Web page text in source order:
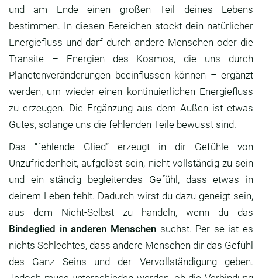
und am Ende einen großen Teil deines Lebens
bestimmen. In diesen Bereichen stockt dein natürlicher
Energiefluss und darf durch andere Menschen oder die
Transite – Energien des Kosmos, die uns durch
Planetenveränderungen beeinflussen können – ergänzt
werden, um wieder einen kontinuierlichen Energiefluss
zu erzeugen. Die Ergänzung aus dem Außen ist etwas
Gutes, solange uns die fehlenden Teile bewusst sind.
Das “fehlende Glied” erzeugt in dir Gefühle von
Unzufriedenheit, aufgelöst sein, nicht vollständig zu sein
und ein ständig begleitendes Gefühl, dass etwas in
deinem Leben fehlt. Dadurch wirst du dazu geneigt sein,
aus dem Nicht-Selbst zu handeln, wenn du das
Bindeglied in anderen Menschensuchst. Per se ist es
nichts Schlechtes, dass andere Menschen dir das Gefühl
des Ganz Seins und der Vervollständigung geben.